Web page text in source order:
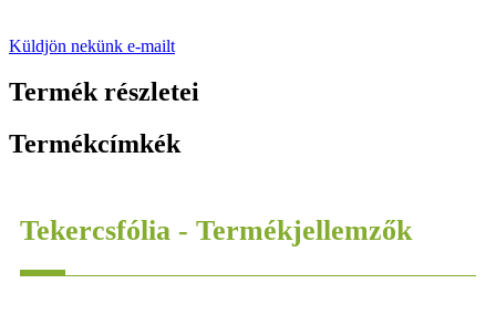
Küldjön nekünk e-mailt
Termék részletei
Termékcímkék
Tekercsfólia - Termékjellemzők